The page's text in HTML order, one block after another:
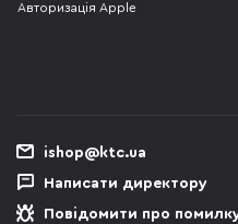
Авторизація Apple
ishop@ktc.ua
Написати директору
Повідомити про